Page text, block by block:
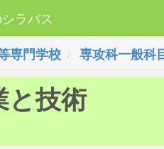
ラバス
専門学校 専攻科一般科
と技術